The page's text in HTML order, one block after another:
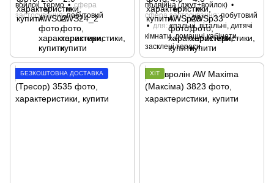
войлок, термо
сфера
застосування побутовий
подвійна (джут+войлок)
сфера застосування побутовий
для cпальні, вітальні, дитячі
кімнати, домашні кабінети,
засклені тераси.
БЕЗКОШТОВНА ДОСТАВКА ХІТ